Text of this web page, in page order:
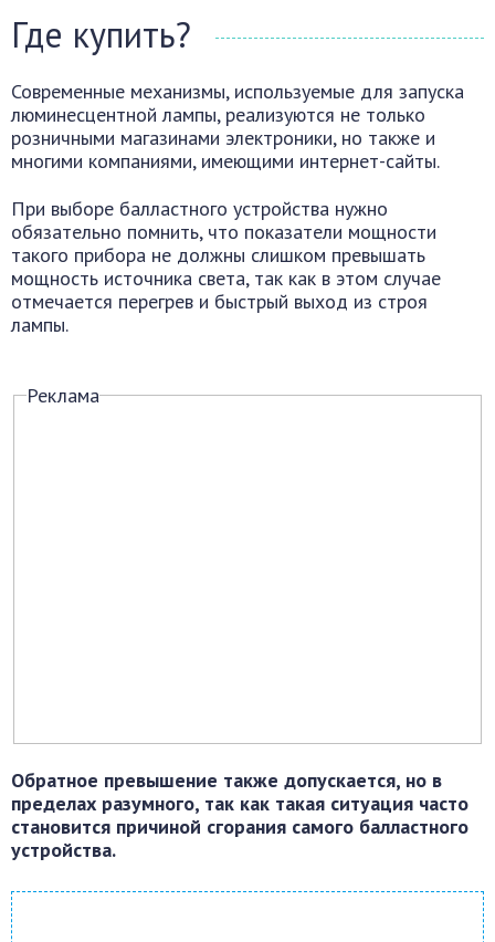
Где купить?
Современные механизмы, используемые для запуска
люминесцентной лампы, реализуются не только
розничными магазинами электроники, но также и
многими компаниями, имеющими интернет-сайты.
При выборе балластного устройства нужно
обязательно помнить, что показатели мощности
такого прибора не должны слишком превышать
мощность источника света, так как в этом случае
отмечается перегрев и быстрый выход из строя
лампы.
Реклама
Обратное превышение также допускается, но в
пределах разумного, так как такая ситуация часто
становится причиной сгорания самого балластного
устройства.